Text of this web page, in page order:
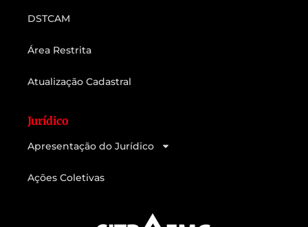
DSTCAM
Área Restrita
Atualização Cadastral
Jurídico
Apresentação do Jurídico
Ações Coletivas